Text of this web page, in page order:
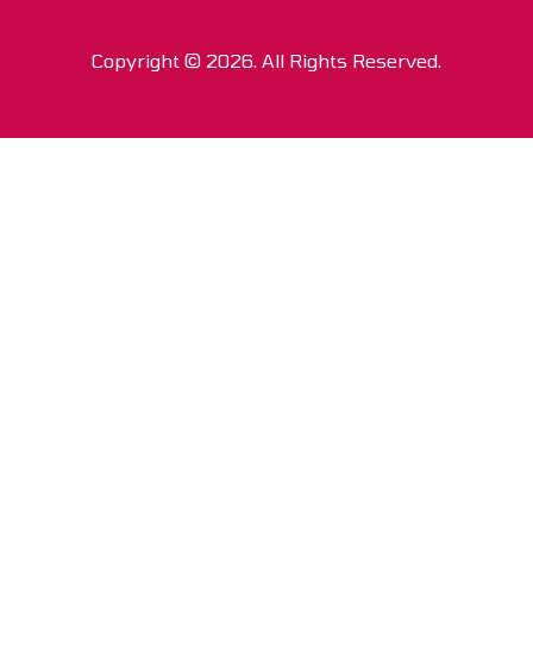
Copyright © 2026. All Rights Reserved.